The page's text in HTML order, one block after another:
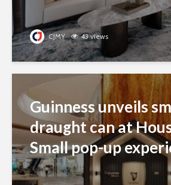
CJMY 43 views
Guinness unveils
draught can at
Small pop-up